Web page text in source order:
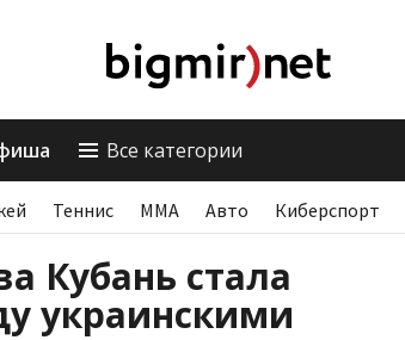
Все категории
Теннис ММА Авто Киберспорт
Кубань стала
украинскими